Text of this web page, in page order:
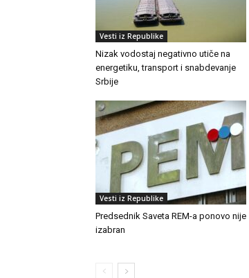
Vesti iz Republike
Nizak vodostaj negativno utiče na
energetiku, transport i snabdevanje
Srbije
Vesti iz Republike
Predsednik Saveta REM-a ponovo nije
izabran